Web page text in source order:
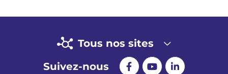
Tous nos sites
Suivez-nous